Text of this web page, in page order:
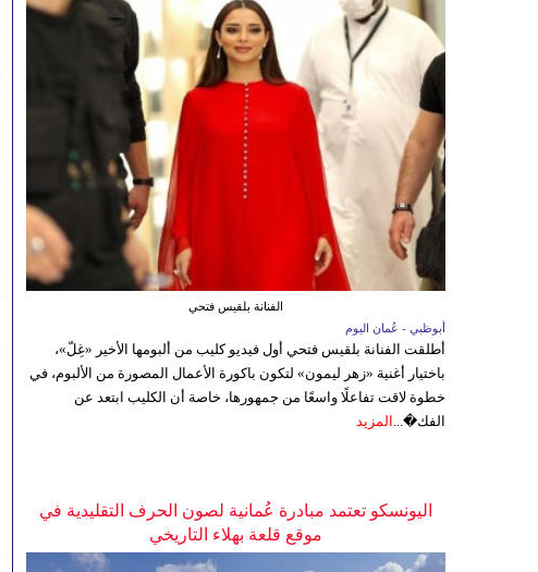
الفنانة بلقيس فتحي
أبوظبي - عُمان اليوم
أطلقت الفنانة بلقيس فتحي أول فيديو كليب من ألبومها الأخير «غِلّ»،
باختيار أغنية «زهر ليمون» لتكون باكورة الأعمال المصورة من الألبوم، في
خطوة لاقت تفاعلًا واسعًا من جمهورها، خاصة أن الكليب ابتعد عن
الفك�... المزيد
اليونسكو تعتمد مبادرة عُمانية لصون الحرف التقليدية في
موقع قلعة بهلاء التاريخي